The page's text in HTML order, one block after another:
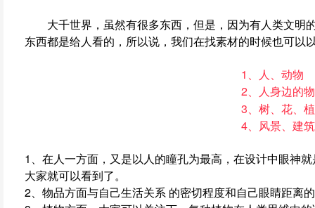
大千世界，虽然有很多东西，但是，因为有人类文明
东西都是给人看的，所以说，我们在找素材的时候也可
1、人、动物
2、人身边的物
3、 树、花、
4、风景、建
1、在人一方面，又是以人的瞳孔为最高，在设计中眼神
大家就可以看到了。
2、物品方面与自己生活关系 的密切程度和自己眼睛距离